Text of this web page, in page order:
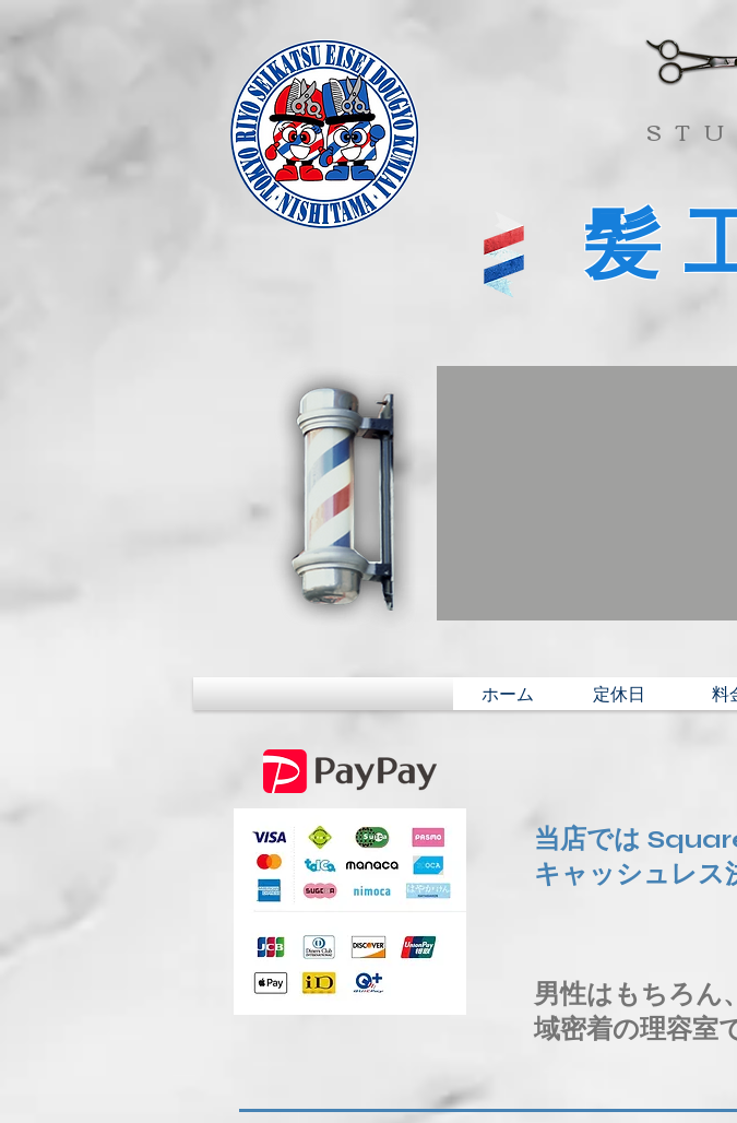
髪
ホーム 定休日 料
当店では
キャッシュレス
男性はもちろん
域密着の理容室